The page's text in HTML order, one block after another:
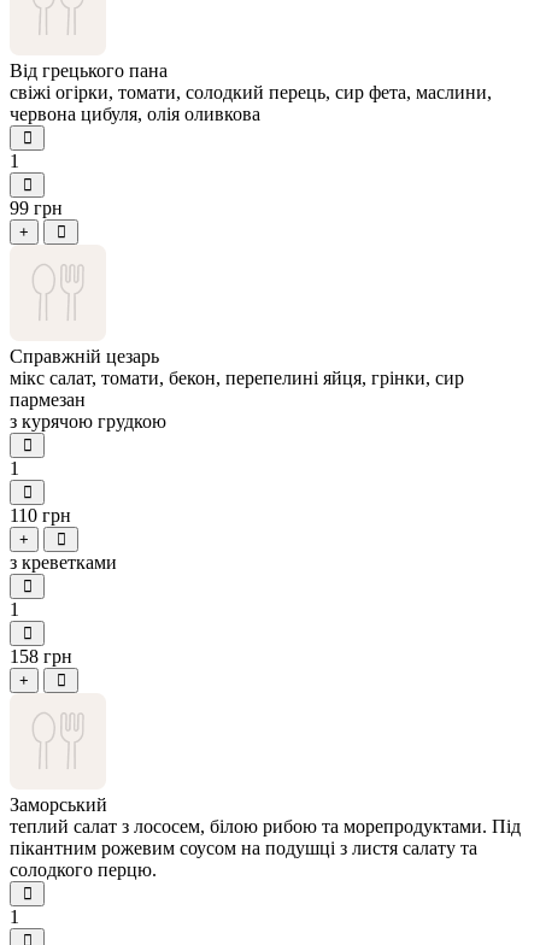
Від грецького пана
свіжі огірки, томати, солодкий перець, сир фета, маслини,
червона цибуля, олія оливкова
1
99 грн
+
Справжній цезарь
мікс салат, томати, бекон, перепелині яйця, грінки, сир
пармезан
з курячою грудкою
1
110 грн
+
з креветками
1
158 грн
+
Заморський
теплий салат з лососем, білою рибою та морепродуктами. Під
пікантним рожевим соусом на подушці з листя салату та
солодкого перцю.
1